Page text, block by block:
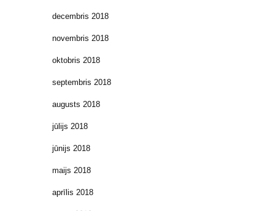
decembris 2018
novembris 2018
oktobris 2018
septembris 2018
augusts 2018
jūlijs 2018
jūnijs 2018
maijs 2018
aprīlis 2018